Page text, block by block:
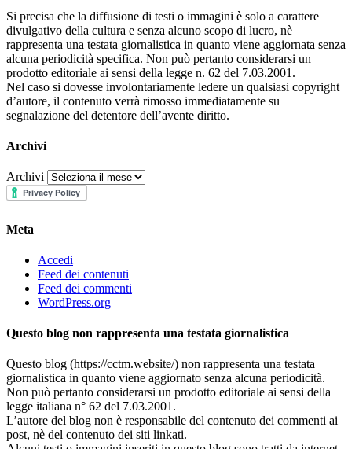
Si precisa che la diffusione di testi o immagini è solo a carattere
divulgativo della cultura e senza alcuno scopo di lucro, nè
rappresenta una testata giornalistica in quanto viene aggiornata senza
alcuna periodicità specifica. Non può pertanto considerarsi un
prodotto editoriale ai sensi della legge n. 62 del 7.03.2001.
Nel caso si dovesse involontariamente ledere un qualsiasi copyright
d’autore, il contenuto verrà rimosso immediatamente su
segnalazione del detentore dell’avente diritto.
Archivi
Archivi
Meta
Accedi
Feed dei contenuti
Feed dei commenti
WordPress.org
Questo blog non rappresenta una testata giornalistica
Questo blog (https://cctm.website/) non rappresenta una testata
giornalistica in quanto viene aggiornato senza alcuna periodicità.
Non può pertanto considerarsi un prodotto editoriale ai sensi della
legge italiana n° 62 del 7.03.2001.
L’autore del blog non è responsabile del contenuto dei commenti ai
post, nè del contenuto dei siti linkati.